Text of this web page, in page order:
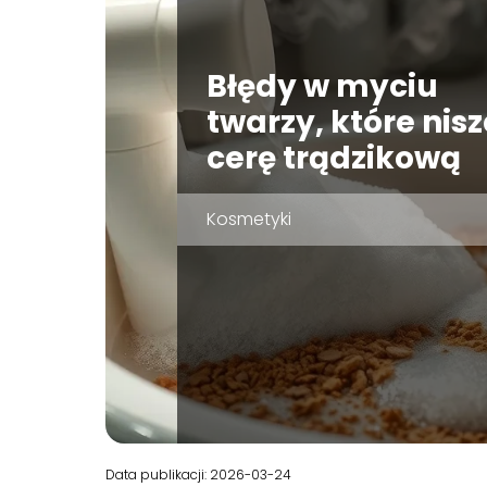
Błędy w myciu
twarzy, które
cerę trądzikową
Kosmetyki
Data publikacji: 2026-03-24